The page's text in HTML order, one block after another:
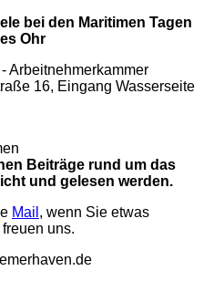
bei den Maritimen Tagen
Ohr
Arbeitnehmerkammer
16, Eingang Wasserseite
Beiträge rund um das
und gelesen werden.
Mail , wenn Sie etwas
uns.